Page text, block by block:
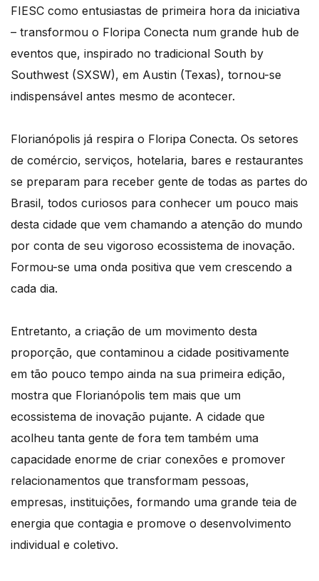
FIESC como entusiastas de primeira hora da iniciativa
– transformou o Floripa Conecta num grande hub de
eventos que, inspirado no tradicional South by
Southwest (SXSW), em Austin (Texas), tornou-se
indispensável antes mesmo de acontecer.
Florianópolis já respira o Floripa Conecta. Os setores
de comércio, serviços, hotelaria, bares e restaurantes
se preparam para receber gente de todas as partes do
Brasil, todos curiosos para conhecer um pouco mais
desta cidade que vem chamando a atenção do mundo
por conta de seu vigoroso ecossistema de inovação.
Formou-se uma onda positiva que vem crescendo a
cada dia.
Entretanto, a criação de um movimento desta
proporção, que contaminou a cidade positivamente
em tão pouco tempo ainda na sua primeira edição,
mostra que Florianópolis tem mais que um
ecossistema de inovação pujante. A cidade que
acolheu tanta gente de fora tem também uma
capacidade enorme de criar conexões e promover
relacionamentos que transformam pessoas,
empresas, instituições, formando uma grande teia de
energia que contagia e promove o desenvolvimento
individual e coletivo.